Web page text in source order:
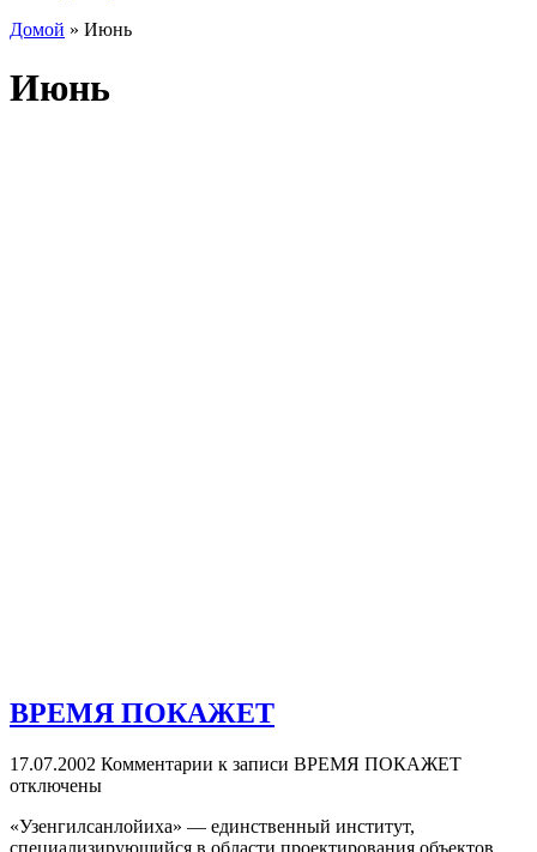
Домой » Июнь
Июнь
ВРЕМЯ ПОКАЖЕТ
17.07.2002 Комментарии к записи ВРЕМЯ ПОКАЖЕТ
отключены
«Узенгилсанлойиха» — единственный институт,
специализирующийся в области проектирования объектов